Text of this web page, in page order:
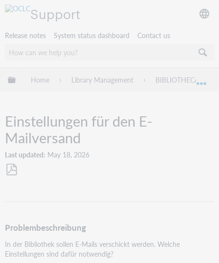
Support
Release notes System status dashboard Contact us
Expand/collapse global hierarchy
Home Library Management BIBLIOTHECA
Einstellungen für den E-
Mailversand
Last updated May 18, 2026
Problembeschreibung
In der Bibliothek sollen E-Mails verschickt werden. Welche
Einstellungen sind dafür notwendig?